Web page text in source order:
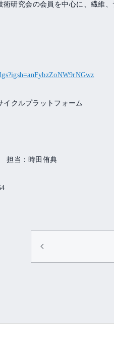
術研究会の会員を中心に、繊維
イクルプラットフォーム
担当：時田侑典